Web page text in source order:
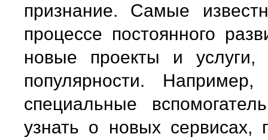
признание. Самые
процессе постоянного
новые проекты и
популярности.
специальные
узнать о новых сервисах,